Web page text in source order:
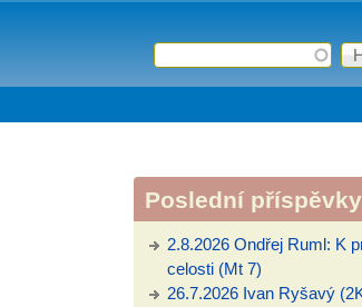
Vyhledávání
Hledat
Poslední příspěvky
2.8.2026 Ondřej Ruml: K
celosti (Mt 7)
26.7.2026 Ivan Ryšavý